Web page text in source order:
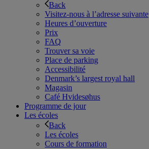
Back
Visitez-nous à l’adresse suivante
Heures d’ouverture
Prix
FAQ
Trouver sa voie
Place de parking
Accessibilité
Denmark’s largest royal hall
Magasin
Café Hvidesøhus
Programme de jour
Les écoles
Back
Les écoles
Cours de formation